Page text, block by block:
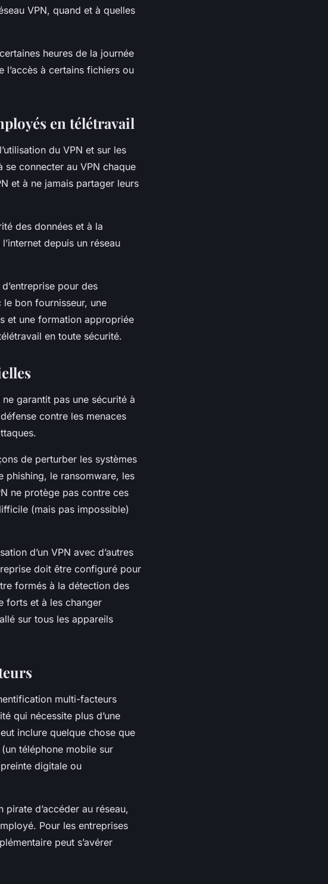
VPN, quand et à quelles
heures de la journée
l’accès à certains fichiers ou
en télétravail
du VPN et sur les
connecter au VPN chaque
et à ne jamais partager leurs
des données et à la
depuis un réseau
pour des
le bon fournisseur, une
et une formation appropriée
en toute sécurité.
garantit pas une sécurité à
contre les menaces
de perturber les systèmes
phishing, le ransomware, les
ne protège pas contre ces
(mais pas impossible)
d’un VPN avec d’autres
doit être configuré pour
formés à la détection des
forts et à les changer
sur tous les appareils
multi-facteurs
qui nécessite plus d’une
inclure quelque chose que
téléphone mobile sur
digitale ou
d’accéder au réseau,
Pour les entreprises
peut s’avérer